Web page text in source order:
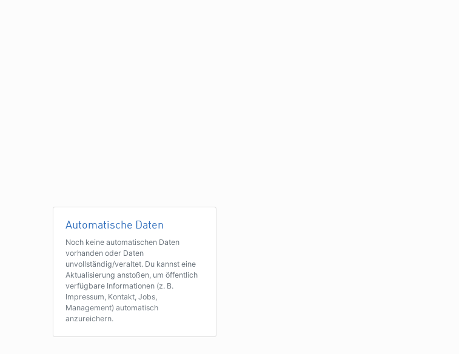
Automatische Daten
Noch keine automatischen Daten
vorhanden oder Daten
unvollständig/veraltet. Du kannst eine
Aktualisierung anstoßen, um öffentlich
verfügbare Informationen (z. B.
Impressum, Kontakt, Jobs,
Management) automatisch
anzureichern.